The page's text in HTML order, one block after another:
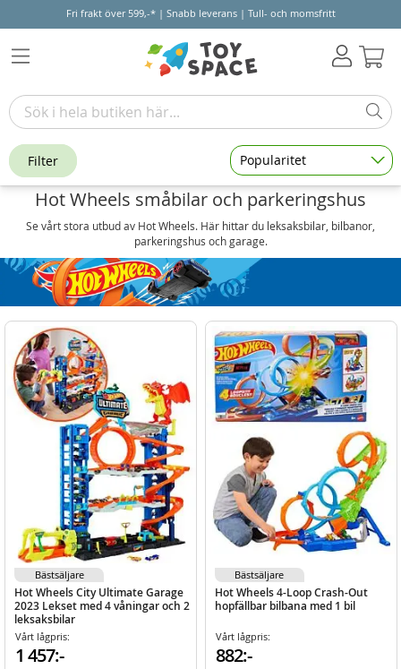
Fri frakt över 599,-* | Snabb leverans | Tull- och momsfritt
Hot Wheels småbilar och parkeringshus
Se vårt stora utbud av Hot Wheels. Här hittar du leksaksbilar, bilbanor,
parkeringshus och garage.
Hot Wheels City Ultimate Garage
2023 Lekset med 4 våningar och 2
leksaksbilar
Vårt lågpris:
1 457:-
Bästsäljare
Hot Wheels 4-Loop Crash-Out
hopfällbar bilbana med 1 bil
Vårt lågpris:
882:-
Bästsäljare
Filter Popularitet